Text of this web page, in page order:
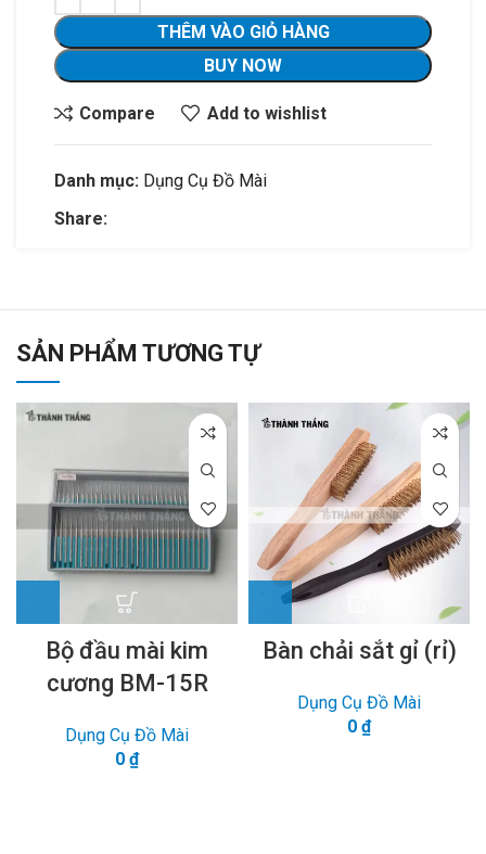
THÊM VÀO GIỎ HÀNG
BUY NOW
Compare Add to wishlist
Danh mục: Dụng Cụ Đồ Mài
Share:
SẢN PHẨM TƯƠNG TỰ
Bộ đầu mài kim
cương BM-15R
Dụng Cụ Đồ Mài
0 ₫
Bàn chải sắt gỉ (rỉ)
Dụng Cụ Đồ Mài
0 ₫